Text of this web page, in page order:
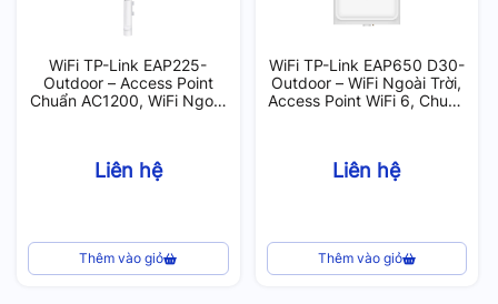
WiFi TP-Link EAP225-
Outdoor – Access Point
Chuẩn AC1200, WiFi Ngoài
Liên hệ
Thêm vào giỏ
WiFi TP-Link EAP650 D30-
Outdoor – WiFi Ngoài Trời,
Access Point WiFi 6, Chuẩn
Liên hệ
Thêm vào giỏ